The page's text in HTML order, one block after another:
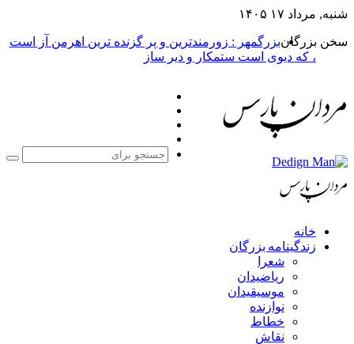
شنبه, مرداد ۱۷ ۱۴۰۵
سخن بزرگانبزرگمهر : زورمندترین و پر گزنده ترین اهرمن آز است
، که دیوی است ستمکار و دیر ساز
خانه
زندگینامه بزرگان
شعرا
ریاضیدان
موسیقیدان
نوازنده
خطاط
نقاش